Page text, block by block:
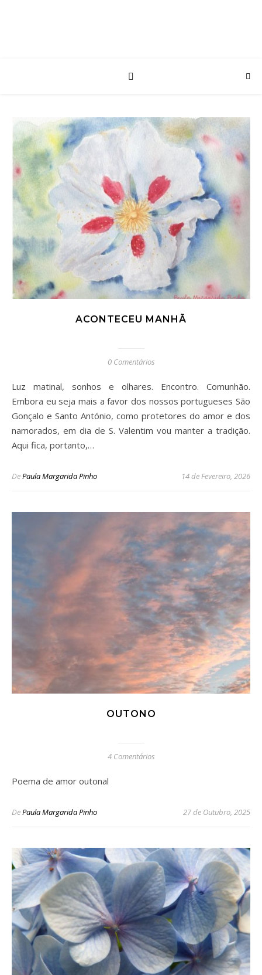
ACONTECEU MANHÃ
0 Comentários
Luz matinal, sonhos e olhares. Encontro. Comunhão.
Embora eu seja mais a favor dos nossos portugueses São
Gonçalo e Santo António, como protetores do amor e dos
namorados, em dia de S. Valentim vou manter a tradição.
Aqui fica, portanto,…
DePaula Margarida Pinho 14 de Fevereiro, 2026
OUTONO
4 Comentários
Poema de amor outonal
DePaula Margarida Pinho 27 de Outubro, 2025